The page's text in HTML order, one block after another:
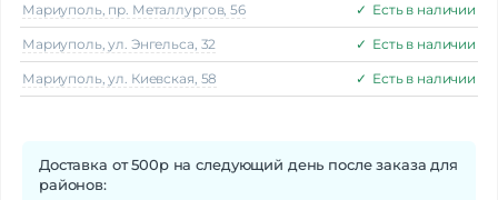
Мариуполь, пр. Металлургов, 56 ✓ Есть в наличии
Мариуполь, ул. Энгельса, 32 ✓ Есть в наличии
Мариуполь, ул. Киевская, 58 ✓ Есть в наличии
Доставка от 500р на следующий день после заказа для
районов: